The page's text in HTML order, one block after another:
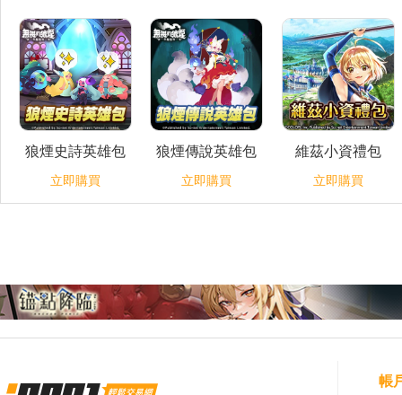
狼煙史詩英雄包
立即購買
狼煙傳說英雄包
立即購買
維茲小資禮包
立即購買
帳